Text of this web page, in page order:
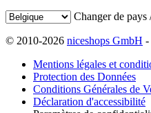
Changer de pays
© 2010-2026 niceshops GmbH -
Mentions légales et
Protection des Données
Conditions Générales de
Déclaration d'accessibilité